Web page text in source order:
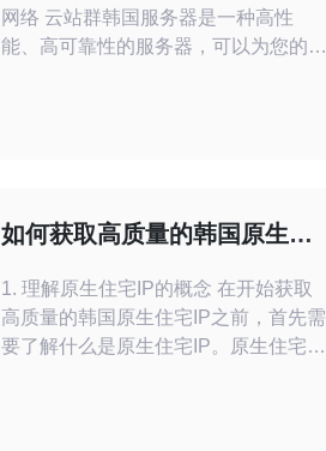
网络 云站群韩国服务器是一种高性
能、高可靠性的服务器，可以为您的网
全性强，能够有效保护网站数据。 选
择云站群
如何获取高质量的韩国原生住
1. 理解原生住宅IP的概念 在开始获取
高质量的韩国原生住宅IP之前，首先需
要了解什么是原生住宅IP。原生住宅IP